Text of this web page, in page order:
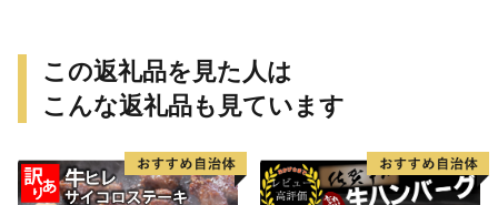
この返礼品を見た人は
こんな返礼品も見ています